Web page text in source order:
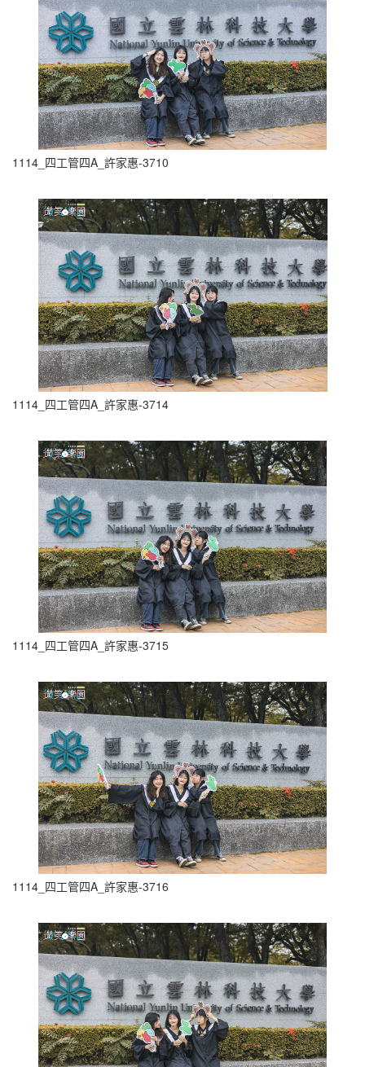
1114_四工管四A_許家惠-3710
1114_四工管四A_許家惠-3714
1114_四工管四A_許家惠-3715
1114_四工管四A_許家惠-3716